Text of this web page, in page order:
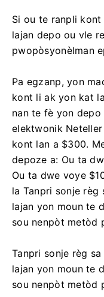
Si ou te ranpli
lajan depo ou vle
pwopòsyonèlman
Pa egzanp, yon
kont li ak yon kat
nan te fè yon
elektwonik
kont lan a $300.
depoze a: Ou ta
Ou ta dwe voye
la Tanpri sonje règ
lajan yon moun te
sou nenpòt metòd
Tanpri sonje règ
lajan yon moun te
sou nenpòt metòd